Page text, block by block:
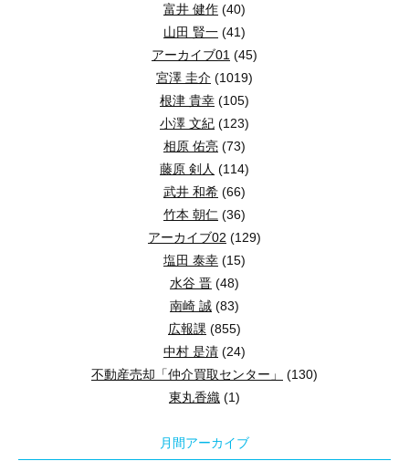
富井 健作 (40)
山田 賢一 (41)
アーカイブ01 (45)
宮澤 圭介 (1019)
根津 貴幸 (105)
小澤 文紀 (123)
相原 佑亮 (73)
藤原 剣人 (114)
武井 和希 (66)
竹本 朝仁 (36)
アーカイブ02 (129)
塩田 泰幸 (15)
水谷 晋 (48)
南崎 誠 (83)
広報課 (855)
中村 是清 (24)
不動産売却「仲介買取センター」
(130)
東丸香織 (1)
月間アーカイブ